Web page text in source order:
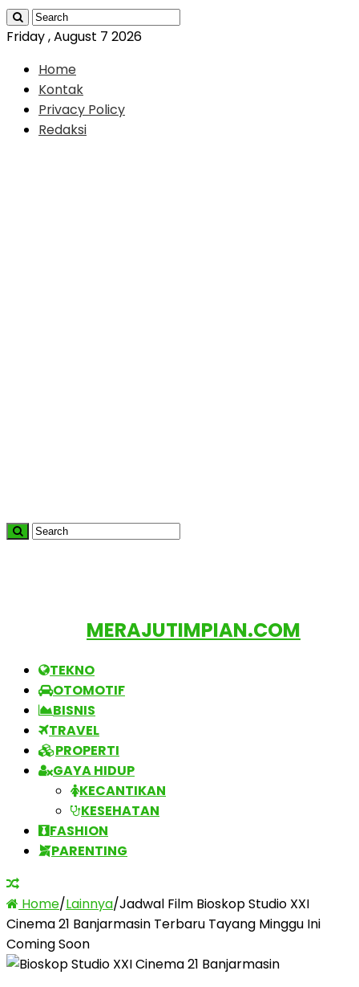
Friday , August 7 2026
Home
Kontak
Privacy Policy
Redaksi
MERAJUTIMPIAN.COM
TEKNO
OTOMOTIF
BISNIS
TRAVEL
PROPERTI
GAYA HIDUP
KECANTIKAN
KESEHATAN
FASHION
PARENTING
Home/Lainnya/Jadwal Film Bioskop Studio XXI
Cinema 21 Banjarmasin Terbaru Tayang Minggu Ini
Coming Soon